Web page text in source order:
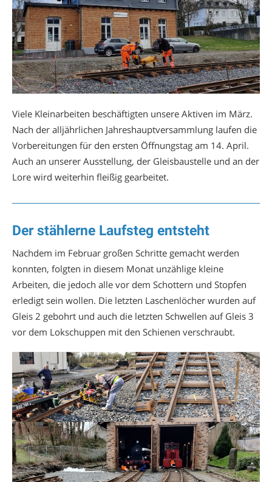
Viele Kleinarbeiten beschäftigten unsere Aktiven im März.
Nach der alljährlichen Jahreshauptversammlung laufen die
Vorbereitungen für den ersten Öffnungstag am 14. April.
Auch an unserer Ausstellung, der Gleisbaustelle und an der
Lore wird weiterhin fleißig gearbeitet.
Der stählerne Laufsteg entsteht
Nachdem im Februar großen Schritte gemacht werden
konnten, folgten in diesem Monat unzählige kleine
Arbeiten, die jedoch alle vor dem Schottern und Stopfen
erledigt sein wollen. Die letzten Laschenlöcher wurden auf
Gleis 2 gebohrt und auch die letzten Schwellen auf Gleis 3
vor dem Lokschuppen mit den Schienen verschraubt.